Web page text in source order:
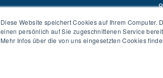
Diese Website speichert Cookies auf Ihrem
einen persönlich auf Sie zugeschnittenen Service
Mehr Infos über die von uns eingesetzten Cookies